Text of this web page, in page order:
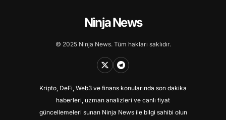
Ninja News
© 2025 Ninja News. Tüm hakları saklıdır.
Kripto, DeFi, Web3 ve finans konularında son dakika
haberleri, uzman analizleri ve canlı fiyat
güncellemeleri sunan Ninja News ile bilgi sahibi olun